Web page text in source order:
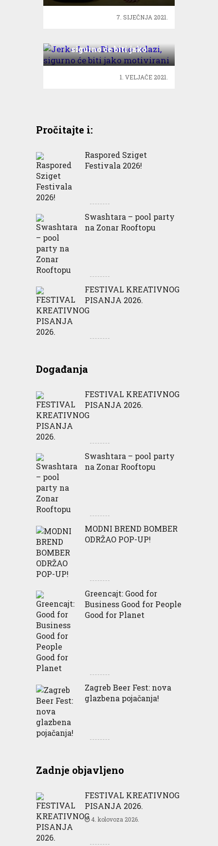
7. SIJEČNJA 2021.
sigurno će biti jako
motivirani
1. VELJAČE 2021.
Pročitajte i:
Raspored Sziget
Festivala 2026!
Swashtara – pool party
na Zonar Rooftopu
FESTIVAL KREATIVNOG
PISANJA 2026.
Događanja
FESTIVAL KREATIVNOG
PISANJA 2026.
Swashtara – pool party
na Zonar Rooftopu
MODNI BREND BOMBER
ODRŽAO POP-UP!
Greencajt: Good for
Business Good for People
Good for Planet
Zagreb Beer Fest: nova
glazbena pojačanja!
Zadnje objavljeno
FESTIVAL KREATIVNOG
PISANJA 2026.
4. kolovoza 2026.